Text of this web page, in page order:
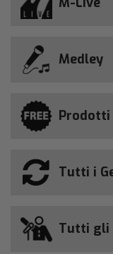
Medley
Prodotti
Tutti i
Tutti gli